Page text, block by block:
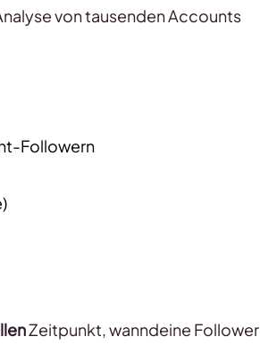
von tausenden Accounts
Followern
Zeitpunkt, wanndeine Follower